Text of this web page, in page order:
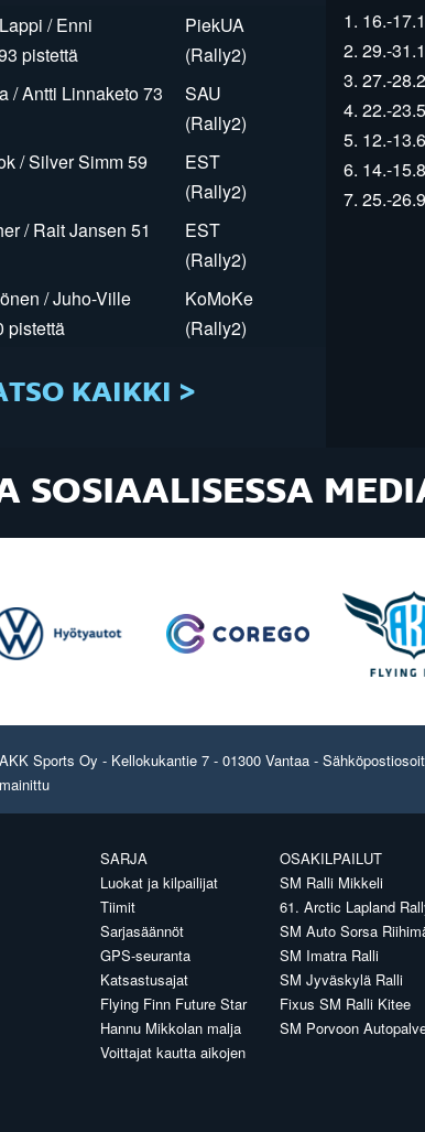
/ Enni
pistettä
PiekUA
(Rally2)
/ Antti Linnaketo 73
SAU
(Rally2)
/ Silver Simm 59
EST
(Rally2)
/ Rait Jansen 51
EST
(Rally2)
/ Juho-Ville
pistettä
KoMoKe
(Rally2)
KAIKKI >
1. 16.-
2. 29.-
3. 27.-
4. 22.-
5. 12.-
6. 14.-
7. 25.-
SOSIAALISESSA
AKK Sports Oy - Kellokukantie 7 - 01300 Vantaa -
mainittu
SARJA
Luokat ja kilpailijat
Tiimit
Sarjasäännöt
GPS-seuranta
Katsastusajat
Flying Finn Future Star
Hannu Mikkolan malja
Voittajat kautta aikojen
OSAKILPAILUT
SM Ralli Mikkeli
61. Arctic Lapland
SM Auto Sorsa
SM Imatra Ralli
SM Jyväskylä Ralli
Fixus SM Ralli Kitee
SM Porvoon